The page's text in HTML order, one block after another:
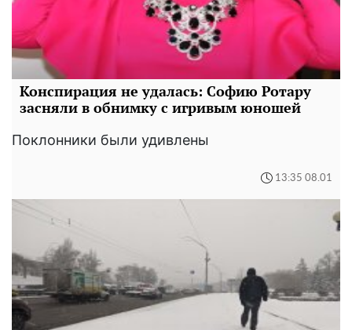
Конспирация не удалась: Софию Ротару
засняли в обнимку с игривым юношей
Поклонники были удивлены
13:35 08.01